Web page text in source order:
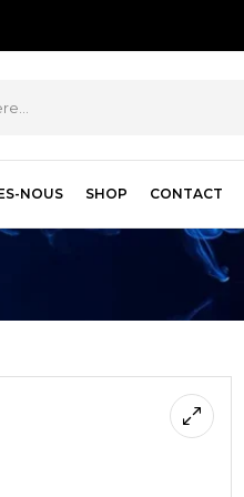
NOUS SHOP CONTACT